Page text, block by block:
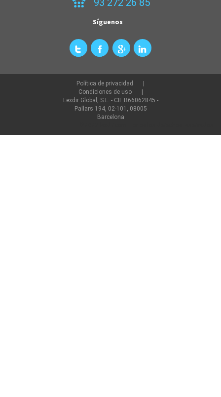
Síguenos
Política de privacidad
Condiciones de uso
Lexdir Global, S.L. - CIF B66062845 -
Pallars 194, 02-101, 08005
Barcelona